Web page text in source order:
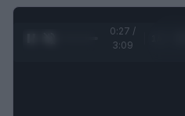
0:28 /
3:09